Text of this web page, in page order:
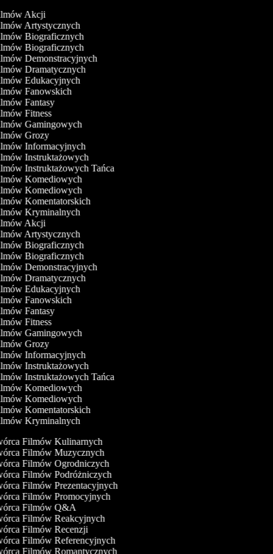
Akcji
Artystycznych
Biograficznych
Biograficznych
Demonstracyjnych
Dramatycznych
Edukacyjnych
Fanowskich
Fantasy
Fitness
Gamingowych
Grozy
Informacyjnych
Instruktażowych
Instruktażowych Tańca
Komediowych
Komediowych
Komentatorskich
Kryminalnych
Akcji
Artystycznych
Biograficznych
Biograficznych
Demonstracyjnych
Dramatycznych
Edukacyjnych
Fanowskich
Fantasy
Fitness
Gamingowych
Grozy
Informacyjnych
Instruktażowych
Instruktażowych Tańca
Komediowych
Komediowych
Komentatorskich
Kryminalnych
Filmów Kulinarnych
Filmów Muzycznych
Filmów Ogrodniczych
Filmów Podróżniczych
Filmów Prezentacyjnych
Filmów Promocyjnych
Filmów Q&A
Filmów Reakcyjnych
Filmów Recenzji
Filmów Referencyjnych
Filmów Romantycznych